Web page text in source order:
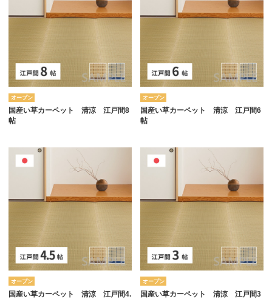
オープン
国産い草カーペット 清涼 江戸間8
帖
オープン
国産い草カーペット 清涼 江戸間6
帖
オープン
国産い草カーペット 清涼 江戸間4.
オープン
国産い草カーペット 清涼 江戸間3